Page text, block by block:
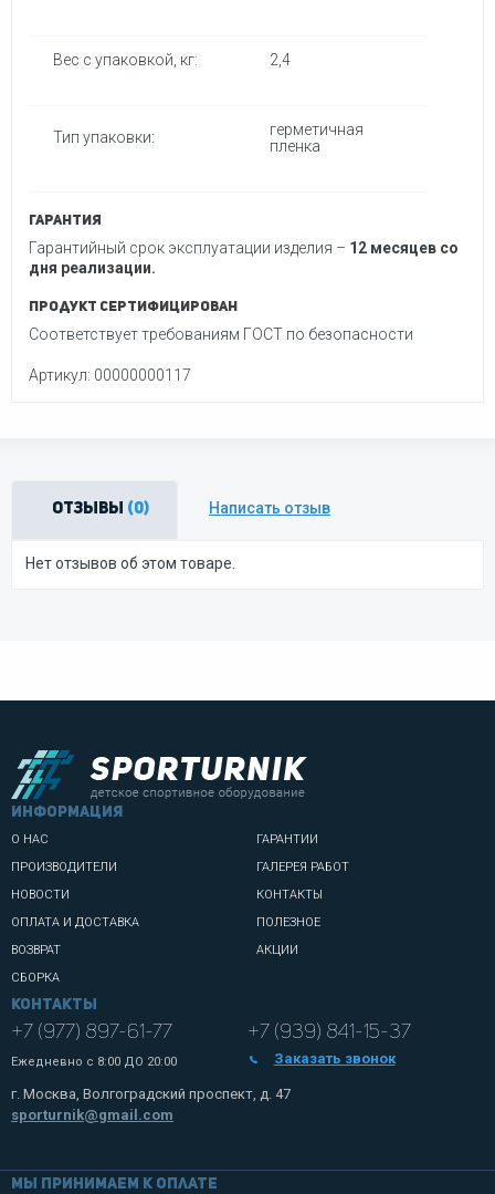
Вес с упаковкой, кг: 2,4
Тип упаковки:
герметичная
пленка
Гарантия
Гарантийный срок эксплуатации изделия – 12 месяцев со
дня реализации.
Продукт сертифицирован
Соответствует требованиям ГОСТ по безопасности
Артикул: 00000000117
Отзывы (0) Написать отзыв
Нет отзывов об этом товаре.
информация
О НАС
ПРОИЗВОДИТЕЛИ
НОВОСТИ
ОПЛАТА И ДОСТАВКА
ВОЗВРАТ
СБОРКА
ГАРАНТИИ
ГАЛЕРЕЯ РАБОТ
КОНТАКТЫ
ПОЛЕЗНОЕ
АКЦИИ
Контакты
+7 (977) 897-61-77
Ежедневно с 8:00 ДО 20:00
+7 (939) 841-15-37
Заказать звонок
г. Москва, Волгоградский проспект, д. 47
sporturnik@gmail.com
Мы принимаем к оплате